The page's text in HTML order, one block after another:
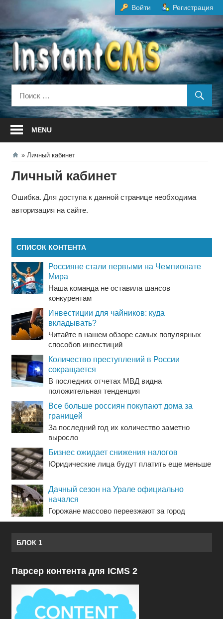
содержанию
Войти Регистрация
MENU
Личный кабинет
Личный кабинет
Ошибка. Для доступа к данной странице необходима
авторизация на сайте.
СПИСОК КОНТЕНТА
Россияне стали первыми на Чемпионате
Мира
Наша команда не оставила шансов
конкурентам
Инвестиции для чайников: куда
вкладывать?
Читайте в нашем обзоре самых популярных
способов инвестиций
Количество преступлений в России
сокращается
В последних отчетах МВД видна
положительная тенденция
Все больше россиян покупают дома за
границей
За последний год их количество заметно
выросло
Бизнес ожидает снижения налогов
Юридические лица будут платить еще меньше
Дачный сезон на Урале официально
начался
Горожане массово переезжают за город
БЛОК 1
Парсер контента для ICMS 2